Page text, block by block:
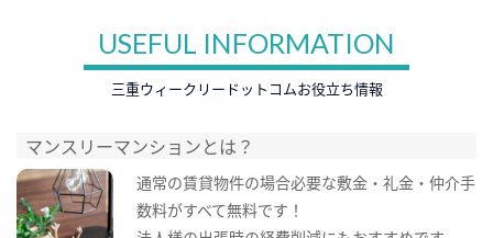
USEFUL INFORMATION
三重ウィークリードットコムお役立ち情報
マンスリーマンションとは？
通常の賃貸物件の場合必要な敷金・礼金・仲介手
数料がすべて無料です！